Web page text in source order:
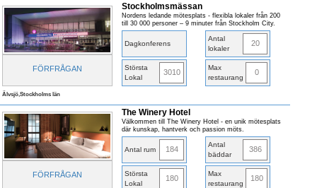
FÖRFRÅGAN
Stockholmsmässan
Nordens ledande mötesplats - flexibla lokaler från 200
till 30 000 personer – 9 minuter från Stockholm City.
Dagkonferens
Antal
lokaler
20
Största
Lokal
3010
Max
restaurang
0
Älvsjö,Stockholms län
FÖRFRÅGAN
The Winery Hotel
Välkommen till The Winery Hotel - en unik mötesplats
där kunskap, hantverk och passion möts.
Antal rum 184
Antal
bäddar
386
Största
Lokal
180
Max
restaurang
180